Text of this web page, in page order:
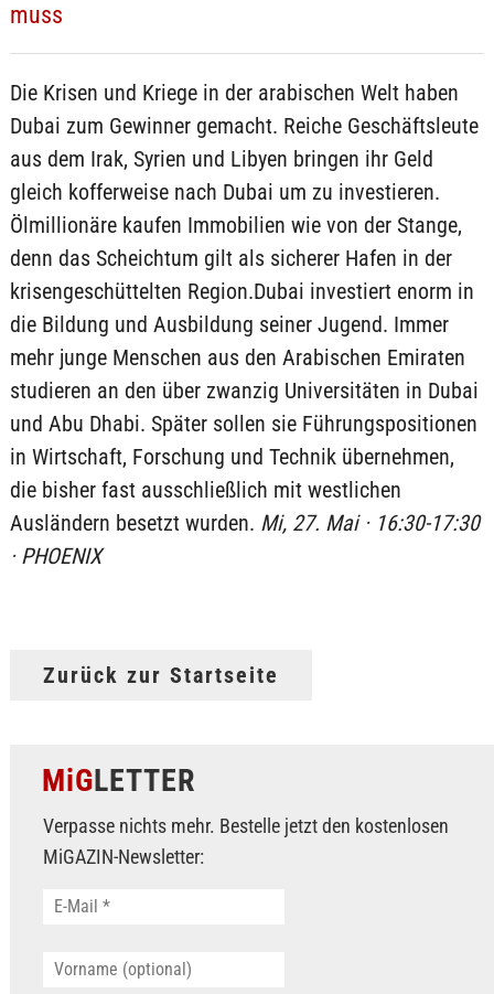
muss
Die Krisen und Kriege in der arabischen Welt haben
Dubai zum Gewinner gemacht. Reiche Geschäftsleute
aus dem Irak, Syrien und Libyen bringen ihr Geld
gleich kofferweise nach Dubai um zu investieren.
Ölmillionäre kaufen Immobilien wie von der Stange,
denn das Scheichtum gilt als sicherer Hafen in der
krisengeschüttelten Region.Dubai investiert enorm in
die Bildung und Ausbildung seiner Jugend. Immer
mehr junge Menschen aus den Arabischen Emiraten
studieren an den über zwanzig Universitäten in Dubai
und Abu Dhabi. Später sollen sie Führungspositionen
in Wirtschaft, Forschung und Technik übernehmen,
die bisher fast ausschließlich mit westlichen
Ausländern besetzt wurden. Mi, 27. Mai · 16:30-17:30
· PHOENIX
Zurück zur Startseite
MiGLETTER
Verpasse nichts mehr. Bestelle jetzt den kostenlosen
MiGAZIN-Newsletter: